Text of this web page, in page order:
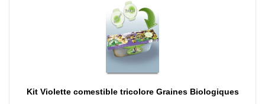
Kit Violette comestible tricolore Graines Biologiques